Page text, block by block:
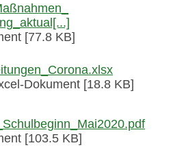
[77.8 KB]
Dokument [18.8 KB]
[103.5 KB]